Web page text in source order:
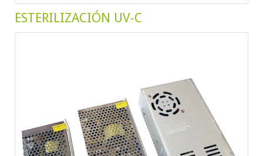
ESTERILIZACIÓN UV-C